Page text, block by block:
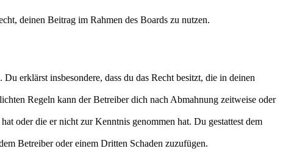
deinen Beitrag im Rahmen des Boards zu nutzen.
erklärst insbesondere, dass du das Recht besitzt, die in deinen
Regeln kann der Betreiber dich nach Abmahnung zeitweise oder
oder die er nicht zur Kenntnis genommen hat. Du gestattest dem
Betreiber oder einem Dritten Schaden zuzufügen.